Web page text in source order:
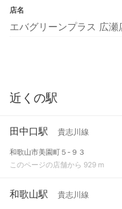
店名
エバグリーンプラス 広瀬
近くの駅
田中口駅 貴志川線
和歌山市美園町５-９３
このページの店舗から 929 m
和歌山駅 貴志川線